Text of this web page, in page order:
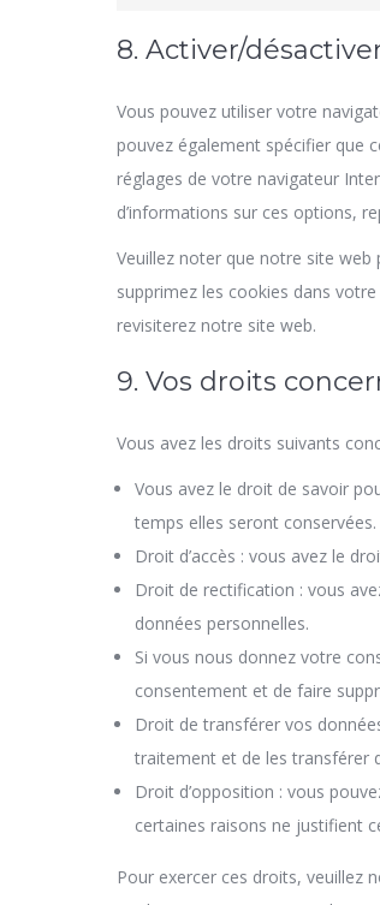
8. Activer/
Vous pouvez utiliser votre
pouvez également spécifier que
réglages de votre navigateur
d’informations sur ces options,
Veuillez noter que notre site
supprimez les cookies dans
revisiterez notre site web.
9. Vos droits
Vous avez les droits suivants
Vous avez le droit de savoir
temps elles seront conservées.
Droit d’accès : vous avez le
Droit de rectification : vous
données personnelles.
Si vous nous donnez votre
consentement et de faire
Droit de transférer vos
traitement et de les transférer
Droit d’opposition : vous
certaines raisons ne justifient
Pour exercer ces droits, veuillez